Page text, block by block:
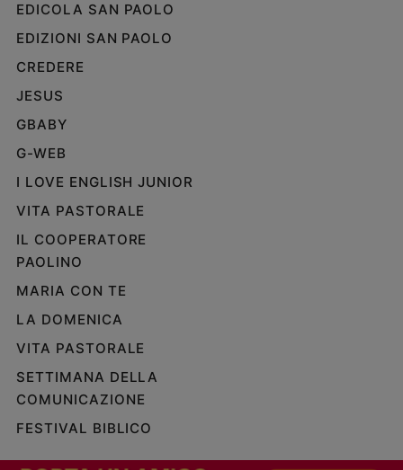
EDICOLA SAN PAOLO
EDIZIONI SAN PAOLO
CREDERE
JESUS
GBABY
G-WEB
I LOVE ENGLISH JUNIOR
VITA PASTORALE
IL COOPERATORE
PAOLINO
MARIA CON TE
LA DOMENICA
VITA PASTORALE
SETTIMANA DELLA
COMUNICAZIONE
FESTIVAL BIBLICO